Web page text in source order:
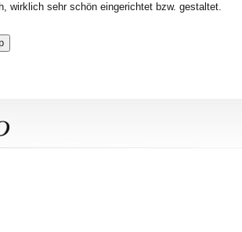
wirklich sehr schön eingerichtet bzw. gestaltet.